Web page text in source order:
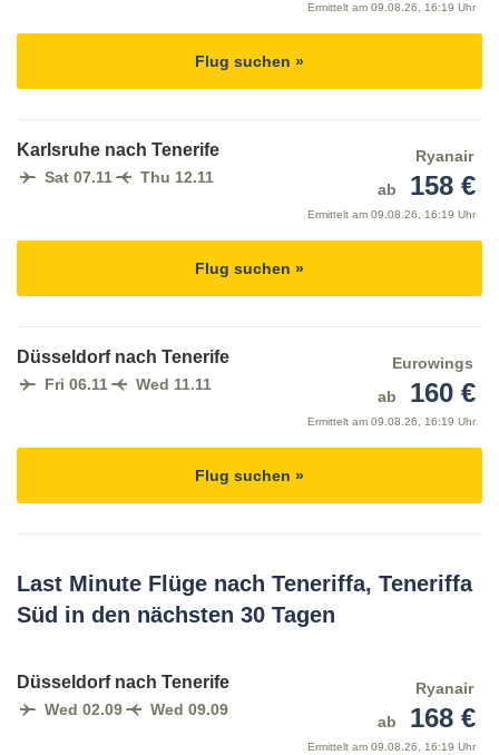
Ermittelt am 09.08.26, 16:19 Uhr
Flug suchen »
Karlsruhe nach Tenerife
Sat 07.11 Thu 12.11
Ryanair
ab
158 €
Ermittelt am 09.08.26, 16:19 Uhr
Flug suchen »
Düsseldorf nach Tenerife
Fri 06.11 Wed 11.11
Eurowings
ab
160 €
Ermittelt am 09.08.26, 16:19 Uhr
Flug suchen »
Last Minute Flüge nach Teneriffa, Teneriffa
Süd in den nächsten 30 Tagen
Düsseldorf nach Tenerife
Wed 02.09 Wed 09.09
Ryanair
ab
168 €
Ermittelt am 09.08.26, 16:19 Uhr